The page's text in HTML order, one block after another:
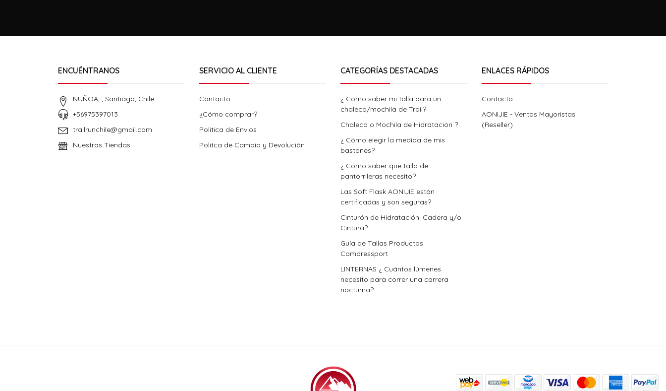
ENCUÉNTRANOS
NUÑOA, , Santiago, Chile
+56975397013
trailrunchile@gmail.com
Nuestras Tiendas
SERVICIO AL CLIENTE
Contacto
¿Cómo comprar?
Politica de Envios
Politca de Cambio y Devolución
CATEGORÍAS DESTACADAS
¿ Cómo saber mi talla para un
chaleco/mochila de Trail?
Chaleco o Mochila de Hidratación ?
¿ Cómo elegir la medida de mis
bastones?
¿ Cómo saber que talla de
pantorrileras necesito?
Las Soft Flask AONIJIE están
certificadas y son seguras?
Cinturón de Hidratación. Cadera y/o
Cintura?
Guía de Tallas Productos
Compressport
LINTERNAS ¿ Cuántos lúmenes
necesito para correr una carrera
nocturna?
ENLACES RÁPIDOS
Contacto
AONIJIE - Ventas Mayoristas
(Reseller)